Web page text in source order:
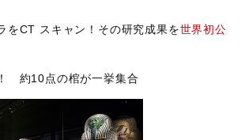
をCT スキャン！その研究成果を世界初公
！ 約10点の棺が一挙集合